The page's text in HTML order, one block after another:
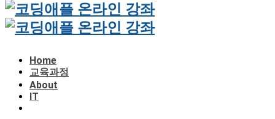
Home
교육과정
About
IT